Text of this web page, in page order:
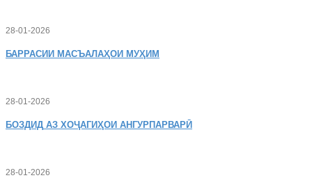
28-01-2026
БАРРАСИИ МАСЪАЛАҲОИ МУҲИМ
28-01-2026
БОЗДИД АЗ ХОҶАГИҲОИ АНГУРПАРВАРӢ
28-01-2026